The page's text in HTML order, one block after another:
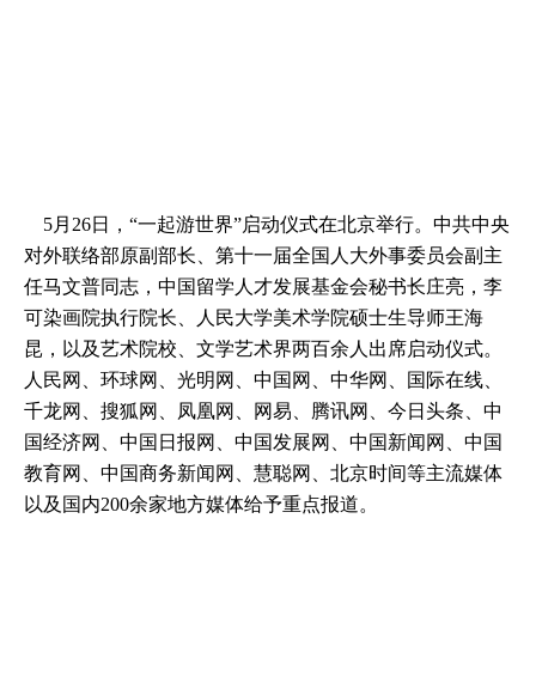
5月26日，“一起游世界”启动仪式在北京举行。中共中央
对外联络部原副部长、第十一届全国人大外事委员会副主
任马文普同志，中国留学人才发展基金会秘书长庄亮，李
可染画院执行院长、人民大学美术学院硕士生导师王海
昆，以及艺术院校、文学艺术界两百余人出席启动仪式。
人民网、环球网、光明网、中国网、中华网、国际在线、
千龙网、搜狐网、凤凰网、网易、腾讯网、今日头条、中
国经济网、中国日报网、中国发展网、中国新闻网、中国
教育网、中国商务新闻网、慧聪网、北京时间等主流媒体
以及国内200余家地方媒体给予重点报道。